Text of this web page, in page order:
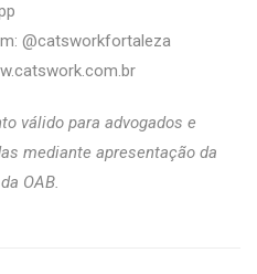
@‌catsworkfortaleza
válido para advogados e
mediante apresentação da
OAB.